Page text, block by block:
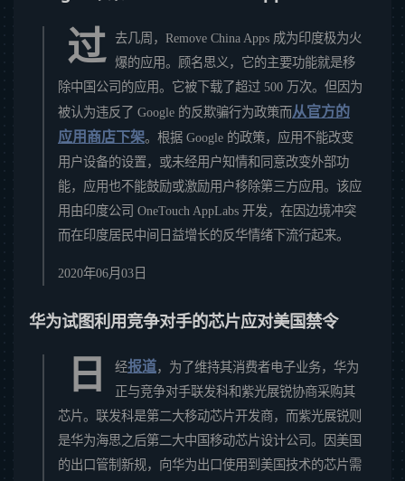
过
去几周，Remove China Apps 成为印度极为火
爆的应用。顾名思义，它的主要功能就是移
除中国公司的应用。它被下载了超过 500 万次。但因为
被认为违反了 Google 的反欺骗行为政策而从官方的
应用商店下架。根据 Google 的政策，应用不能改变
用户设备的设置，或未经用户知情和同意改变外部功
能，应用也不能鼓励或激励用户移除第三方应用。该应
用由印度公司 OneTouch AppLabs 开发，在因边境冲突
而在印度居民中间日益增长的反华情绪下流行起来。
2020年06月03日
华为试图利用竞争对手的芯片应对美国禁令
日 经报道，为了维持其消费者电子业务，华为
正与竞争对手联发科和紫光展锐协商采购其
芯片。联发科是第二大移动芯片开发商，而紫光展锐则
是华为海思之后第二大中国移动芯片设计公司。因美国
的出口管制新规，向华为出口使用到美国技术的芯片需